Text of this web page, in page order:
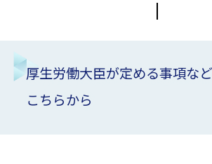
厚生労働大臣が定める事項な
こちらから